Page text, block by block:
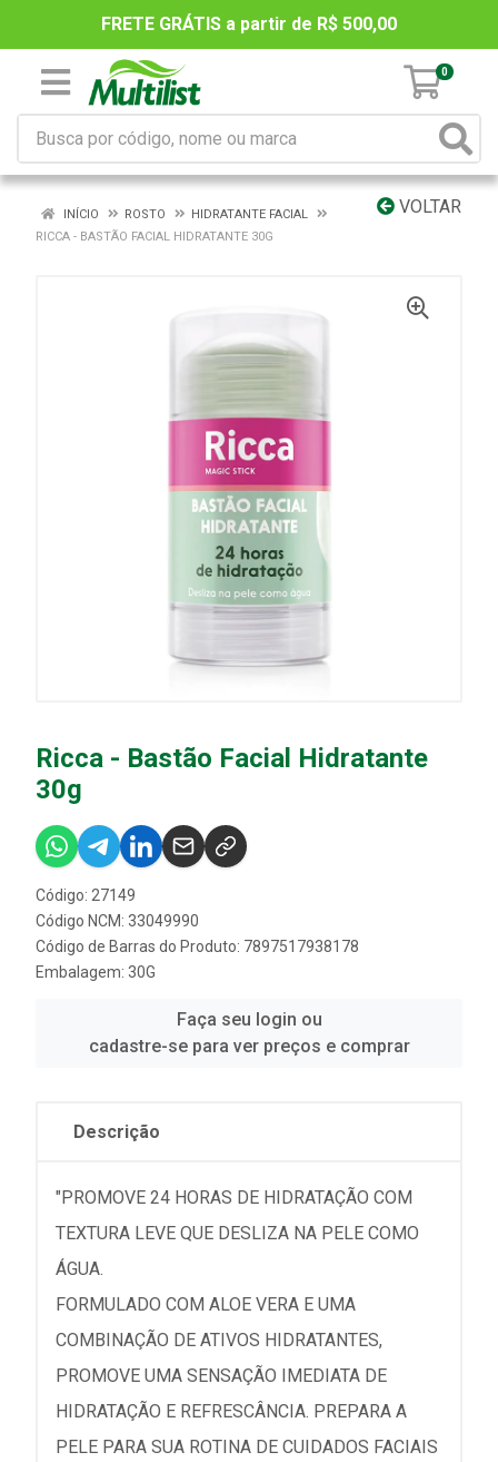
FRETE GRÁTIS a partir de R$ 500,00
0
VOLTAR
INÍCIO ROSTO
HIDRATANTE FACIAL
RICCA - BASTÃO FACIAL HIDRATANTE 30G
Ricca - Bastão Facial Hidratante
30g
Código: 27149
Código NCM: 33049990
Código de Barras do Produto: 7897517938178
Embalagem: 30G
Faça seu login ou
cadastre-se para ver preços e comprar
Descrição
"PROMOVE 24 HORAS DE HIDRATAÇÃO COM
TEXTURA LEVE QUE DESLIZA NA PELE COMO
ÁGUA.
FORMULADO COM ALOE VERA E UMA
COMBINAÇÃO DE ATIVOS HIDRATANTES,
PROMOVE UMA SENSAÇÃO IMEDIATA DE
HIDRATAÇÃO E REFRESCÂNCIA. PREPARA A
PELE PARA SUA ROTINA DE CUIDADOS FACIAIS